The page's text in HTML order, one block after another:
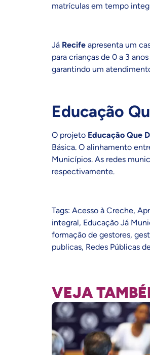
matrículas em tempo
Já Recife apresenta um
para crianças de 0 a 3
garantindo um
Educação
O projeto Educação Que
Básica. O alinhamento
Municípios. As redes
respectivamente.
Tags: Acesso à Creche,
integral, Educação Já
formação de gestores,
publicas, Redes Públicas
VEJA